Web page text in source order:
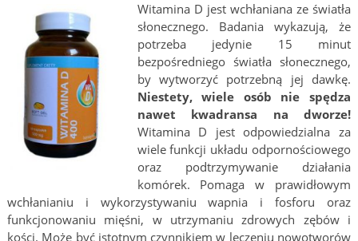
Witamina D jest wchłaniana ze światła
słonecznego. Badania wykazują, że
potrzeba jedynie 15 minut
bezpośredniego światła słonecznego,
by wytworzyć potrzebną jej dawkę.
Niestety, wiele osób nie spędza
nawet kwadransa na dworze!
Witamina D jest odpowiedzialna za
wiele funkcji układu odpornościowego
oraz podtrzymywanie działania
komórek. Pomaga w prawidłowym
wchłanianiu i wykorzystywaniu wapnia i fosforu oraz
funkcjonowaniu mięśni, w utrzymaniu zdrowych zębów i
kości. Może być istotnym czynnikiem w leczeniu nowotworów